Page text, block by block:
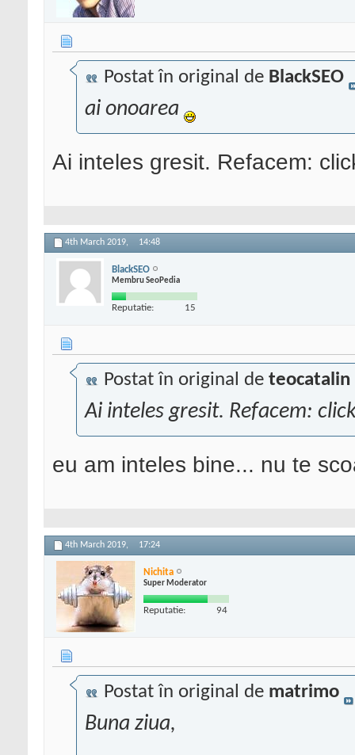
Postat în original de BlackSEO
ai onoarea
Ai inteles gresit. Refacem:
4th March 2019, 14:48
BlackSEO
Membru SeoPedia
Reputatie: 15
Postat în original de teocatalin
Ai inteles gresit. Refacem:
eu am inteles bine... nu te
4th March 2019, 17:24
Nichita
Super Moderator
Reputatie: 94
Postat în original de matrimo
Buna ziua,